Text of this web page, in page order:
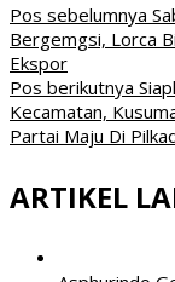
Pos sebelumnya
Bergemgsi, Lorca
Ekspor
Pos berikutnya
Kecamatan,
Partai Maju Di
ARTIKEL